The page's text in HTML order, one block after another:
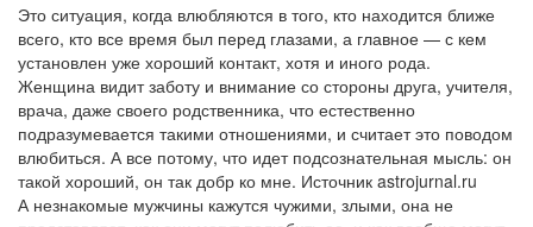
Это ситуация, когда влюбляются в того, кто находится ближе
всего, кто все время был перед глазами, а главное — с кем
установлен уже хороший контакт, хотя и иного рода.
Женщина видит заботу и внимание со стороны друга, учителя,
врача, даже своего родственника, что естественно
подразумевается такими отношениями, и считает это поводом
влюбиться. А все потому, что идет подсознательная мысль: он
такой хороший, он так добр ко мне. Источник astrojurnal.ru
А незнакомые мужчины кажутся чужими, злыми, она не